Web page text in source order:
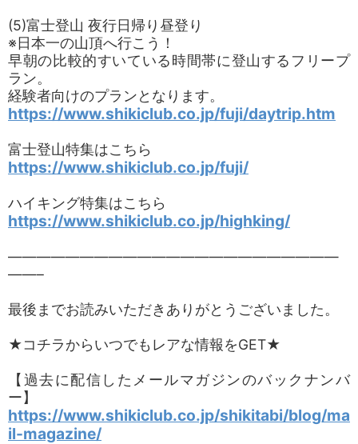
(5)富士登山 夜行日帰り昼登り
※日本一の山頂へ行こう！
早朝の比較的すいている時間帯に登山するフリープ
ラン。
経験者向けのプランとなります。
https://www.shikiclub.co.jp/fuji/daytrip.htm
富士登山特集はこちら
https://www.shikiclub.co.jp/fuji/
ハイキング特集はこちら
https://www.shikiclub.co.jp/highking/
———————————————————————
——–
最後までお読みいただきありがとうございました。
★コチラからいつでもレアな情報をGET★
【過去に配信したメールマガジンのバックナンバ
ー】
https://www.shikiclub.co.jp/shikitabi/blog/ma
il-magazine/